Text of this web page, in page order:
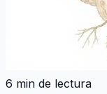
6 min de lectura